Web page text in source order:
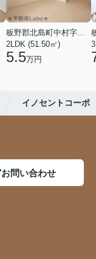
板野郡北島町中村字東堤ノ内
2LDK (51.50㎡)
5.5万円
イノセントコーポ
お問い合わせ